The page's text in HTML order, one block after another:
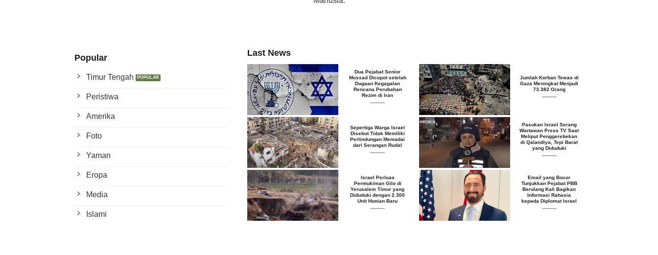
Popular
Timur Tengah
Peristiwa
Amerika
Foto
Yaman
Eropa
Media
Islami
Last News
Dua Pejabat Senior
Mossad Dicopot setelah
Dugaan Kegagalan
Rencana Perubahan
Rezim di Iran
Jumlah Korban Tewas di
Gaza Meningkat Menjadi
73.382 Orang
Sepertiga Warga Israel
Disebut Tidak Memiliki
Perlindungan Memadai
dari Serangan Rudal
Pasukan Israel Serang
Wartawan Press TV Saat
Meliput Penggerebekan
di Qalandiya, Tepi Barat
yang Diduduki
Israel Perluas
Permukiman Gilo di
Yerusalem Timur yang
Diduduki dengan 2.300
Unit Hunian Baru
Email yang Bocor
Tunjukkan Pejabat PBB
Berulang Kali Bagikan
Informasi Rahasia
kepada Diplomat Israel